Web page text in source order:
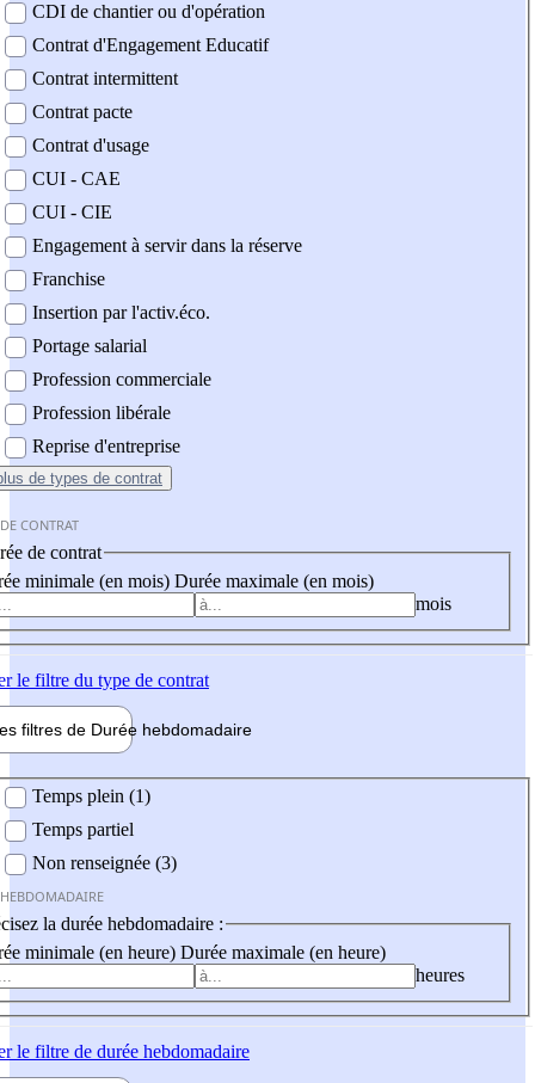
CDI de chantier ou d'opération
Contrat d'Engagement Educatif
Contrat intermittent
Contrat pacte
Contrat d'usage
CUI - CAE
CUI - CIE
Engagement à servir dans la réserve
Franchise
Insertion par l'activ.éco.
Portage salarial
Profession commerciale
Profession libérale
Reprise d'entreprise
de types de contrat
CONTRAT
de contrat
minimale (en mois) Durée maximale (en mois)
mois
le filtre du type de contrat
filtres de Durée hebdomadaire
Temps plein (1)
Temps partiel
Non renseignée (3)
la durée hebdomadaire :
minimale (en heure) Durée maximale (en heure)
heures
le filtre de durée hebdomadaire